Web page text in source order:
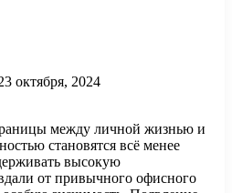
октября, 2024
между личной жизнью и
становятся всё менее
высокую
от привычного офисного